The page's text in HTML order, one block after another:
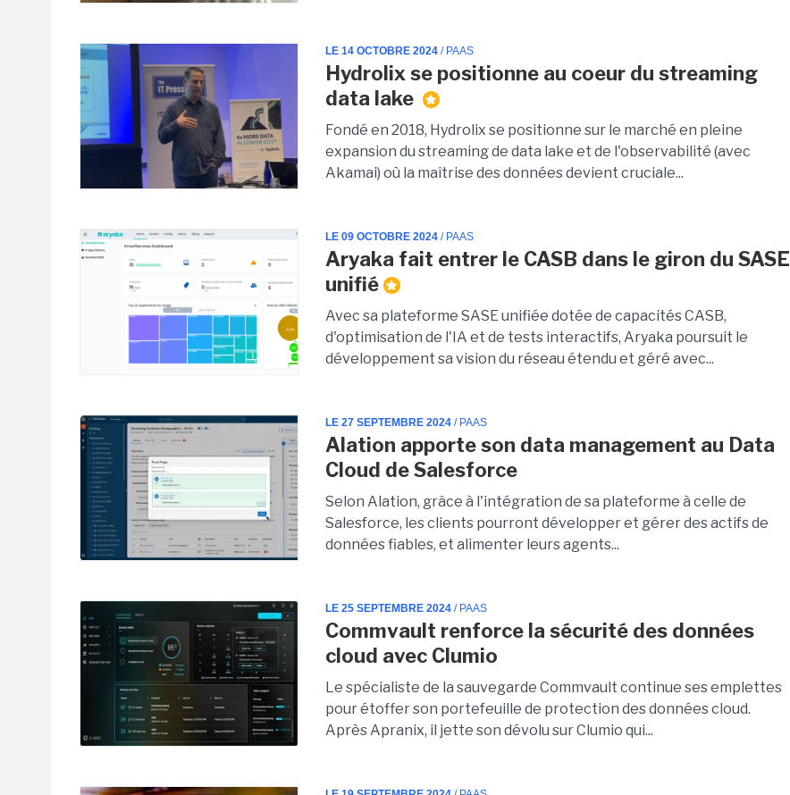
LE 14 OCTOBRE 2024 / PAAS
Hydrolix se positionne au coeur du streaming
data lake
Fondé en 2018, Hydrolix se positionne sur le marché en pleine
expansion du streaming de data lake et de l'observabilité (avec
Akamai) où la maîtrise des données devient cruciale...
LE 09 OCTOBRE 2024 / PAAS
Aryaka fait entrer le CASB dans le giron du SASE
unifié
Avec sa plateforme SASE unifiée dotée de capacités CASB,
d'optimisation de l'IA et de tests interactifs, Aryaka poursuit le
développement sa vision du réseau étendu et géré avec...
LE 27 SEPTEMBRE 2024 / PAAS
Alation apporte son data management au Data
Cloud de Salesforce
Selon Alation, grâce à l'intégration de sa plateforme à celle de
Salesforce, les clients pourront développer et gérer des actifs de
données fiables, et alimenter leurs agents...
LE 25 SEPTEMBRE 2024 / PAAS
Commvault renforce la sécurité des données
cloud avec Clumio
Le spécialiste de la sauvegarde Commvault continue ses emplettes
pour étoffer son portefeuille de protection des données cloud.
Après Apranix, il jette son dévolu sur Clumio qui...